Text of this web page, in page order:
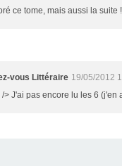
ce tome, mais aussi la
vous Littéraire 19/05/2012
/> J'ai pas encore lu les 6 (j'en